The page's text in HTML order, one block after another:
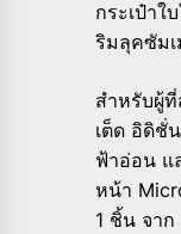
กระเป๋าใ
ริมลุคซัมเ
สำหรับผู้ที่
เต็ด อิดิชั่
ฟ้าอ่อน
หน้า
1 ชิ้น จาก